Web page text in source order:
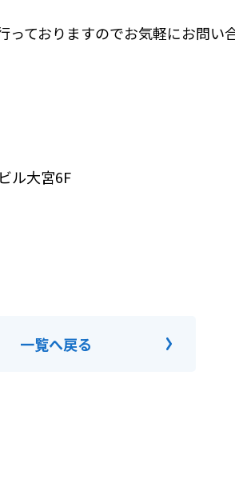
ておりますのでお気軽にお問い
ル大宮6F⁣
一覧へ戻る